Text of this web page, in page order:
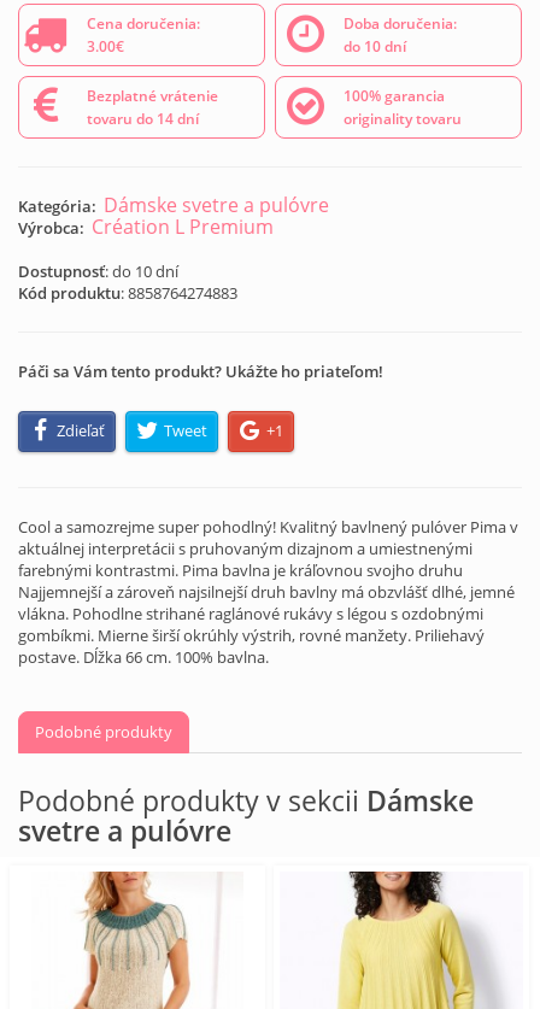
Cena doručenia:
3.00€
Doba doručenia:
do 10 dní
Bezplatné vrátenie
tovaru do 14 dní
100% garancia
originality tovaru
Kategória: Dámske svetre a pulóvre
Výrobca: Création L Premium
Dostupnosť: do 10 dní
Kód produktu:8858764274883
Páči sa Vám tento produkt? Ukážte ho priateľom!
Zdieľať Tweet +1
Cool a samozrejme super pohodlný! Kvalitný bavlnený pulóver Pima v
aktuálnej interpretácii s pruhovaným dizajnom a umiestnenými
farebnými kontrastmi. Pima bavlna je kráľovnou svojho druhu
Najjemnejší a zároveň najsilnejší druh bavlny má obzvlášť dlhé, jemné
vlákna. Pohodlne strihané raglánové rukávy s légou s ozdobnými
gombíkmi. Mierne širší okrúhly výstrih, rovné manžety. Priliehavý
postave. Dĺžka 66 cm. 100% bavlna.
Podobné produkty
Podobné produkty v sekcii Dámske
svetre a pulóvre